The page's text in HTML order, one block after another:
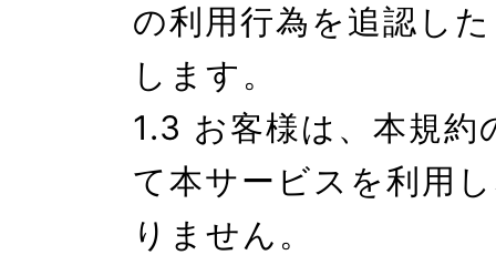
の利用行為を追認し
します。
1.3 お客様は、本規約
て本サービスを利用
りません。